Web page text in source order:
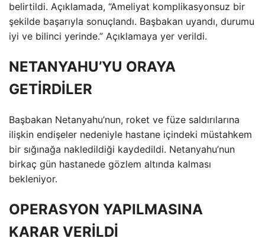
belirtildi. Açıklamada, “Ameliyat komplikasyonsuz bir
şekilde başarıyla sonuçlandı. Başbakan uyandı, durumu
iyi ve bilinci yerinde.” Açıklamaya yer verildi.
NETANYAHU’YU ORAYA
GETİRDİLER
Başbakan Netanyahu’nun, roket ve füze saldırılarına
ilişkin endişeler nedeniyle hastane içindeki müstahkem
bir sığınağa nakledildiği kaydedildi. Netanyahu’nun
birkaç gün hastanede gözlem altında kalması
bekleniyor.
OPERASYON YAPILMASINA
KARAR VERİLDİ